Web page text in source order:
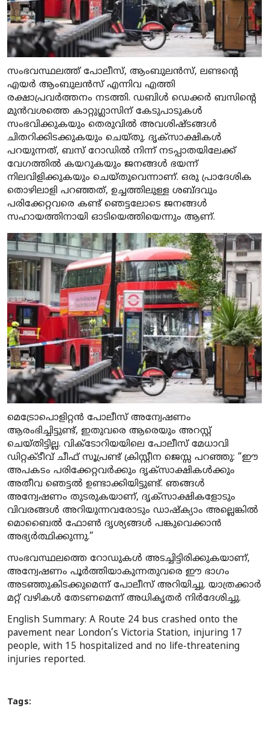
സംഭവസ്ഥലത്ത് പോലീസ്, ആംബുലൻസ്, ലണ്ടന്റെ
എയർ ആംബുലൻസ് എന്നിവ എത്തി
രക്ഷാപ്രവർത്തനം നടത്തി. ഡബിൾ ഡെക്കർ ബസിന്റെ
മുൻവശത്തെ കാറ്റുഗ്ലാസിന് കേടുപാടുകൾ
സംഭവിക്കുകയും തെരുവിൽ അവശിഷ്ടങ്ങൾ
ചിതറിക്കിടക്കുകയും ചെയ്തു. ദൃക്സാക്ഷികൾ
പറയുന്നത്, ബസ് റോഡിൽ നിന്ന് നടപ്പാതയിലേക്ക്
വേഗത്തിൽ കയറുകയും ജനങ്ങൾ ഭയന്ന്
നിലവിളിക്കുകയും ചെയ്തുവെന്നാണ്. ഒരു പ്രാദേശിക
തൊഴിലാളി പറഞ്ഞത്, ഉച്ചത്തിലുള്ള ശബ്ദവും
പരിക്കേറ്റവരെ കണ്ട് ഞെട്ടലോടെ ജനങ്ങൾ
സഹായത്തിനായി ഓടിയെത്തിയെന്നും ആണ്.
മെട്രോപൊളിറ്റൻ പോലീസ് അന്വേഷണം
ആരംഭിച്ചിട്ടുണ്ട്, ഇതുവരെ ആരെയും അറസ്റ്റ്
ചെയ്തിട്ടില്ല. വിക്ടോറിയയിലെ പോലീസ് മേധാവി
ഡിറ്റക്ടീവ് ചീഫ് സൂപ്രണ്ട് ക്രിസ്റ്റീന ജെസ്സ പറഞ്ഞു: “ഈ
അപകടം പരിക്കേറ്റവർക്കും ദൃക്സാക്ഷികൾക്കും
അതീവ ഞെട്ടൽ ഉണ്ടാക്കിയിട്ടുണ്ട്. ഞങ്ങൾ
അന്വേഷണം തുടരുകയാണ്, ദൃക്സാക്ഷികളോടും
വിവരങ്ങൾ അറിയുന്നവരോടും ഡാഷ്ക്യാം അല്ലെങ്കിൽ
മൊബൈൽ ഫോൺ ദൃശ്യങ്ങൾ പങ്കുവെക്കാൻ
അഭ്യർത്ഥിക്കുന്നു.”
സംഭവസ്ഥലത്തെ റോഡുകൾ അടച്ചിട്ടിരിക്കുകയാണ്,
അന്വേഷണം പൂർത്തിയാകുന്നതുവരെ ഈ ഭാഗം
അടഞ്ഞുകിടക്കുമെന്ന് പോലീസ് അറിയിച്ചു. യാത്രക്കാർ
മറ്റ് വഴികൾ തേടണമെന്ന് അധികൃതർ നിർദേശിച്ചു.
English Summary: A Route 24 bus crashed onto the
pavement near London’s Victoria Station, injuring 17
people, with 15 hospitalized and no life-threatening
injuries reported.
Tags: